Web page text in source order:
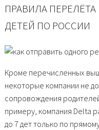
ПРАВИЛА
ДЕТЕЙ ПО РОССИИ
Кроме перечисленных
некоторые компании не
сопровождения
примеру, компания Delta
до 7 дет только по